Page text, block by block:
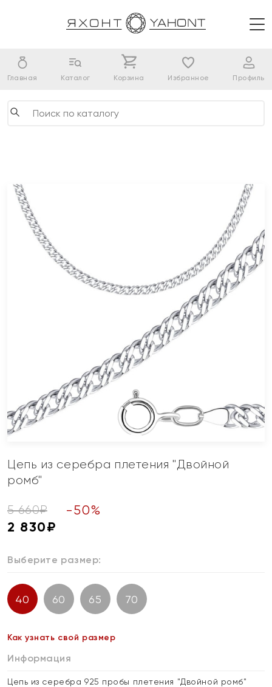
Главная Каталог Корзина Избранное Профиль
Цепь из серебра плетения "Двойной
ромб"
5 660₽ -50%
2 830₽
Выберите размер:
40 60 65 70
Как узнать свой размер
Информация
Цепь из серебра 925 пробы плетения "Двойной ромб"